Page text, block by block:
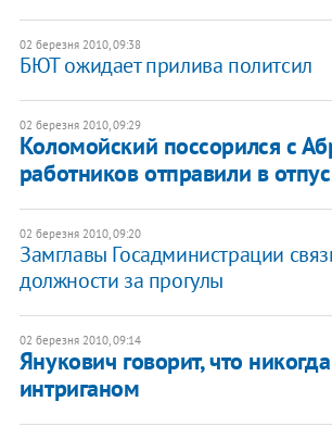
02 березня 2010, 09:38
БЮТ ожидает прилива политсил
02 березня 2010, 09:29
Коломойский поссорился с
работников отправили в
02 березня 2010, 09:20
Замглавы Госадминистрации
должности за прогулы
02 березня 2010, 09:14
Янукович говорит, что
интриганом